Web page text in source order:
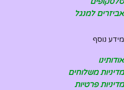
אביזרים למנגל
מידע נוסף
אודותינו
מדיניות משלוחים
מדיניות פרטיות